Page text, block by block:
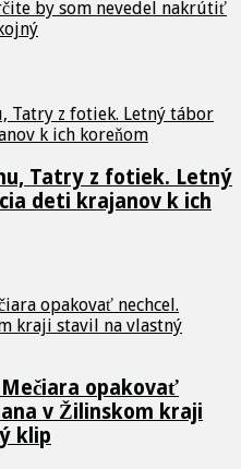
by som nevedel nakrútiť
Tatry z fotiek. Letný
deti krajanov k ich
opakovať
v Žilinskom kraji
klip